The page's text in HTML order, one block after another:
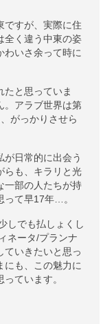
ですが、実際に住
全く違う中東の姿
わいさ余って時に
たと思っていま
。アラブ世界は第
がっかりさせら
が日常的に出会う
らも、キラリと光
一部の人たちが持
って早17年…。
しでも払しょくし
ネータ/プランナ
ていきたいと思っ
にも、この魅力に
ています。